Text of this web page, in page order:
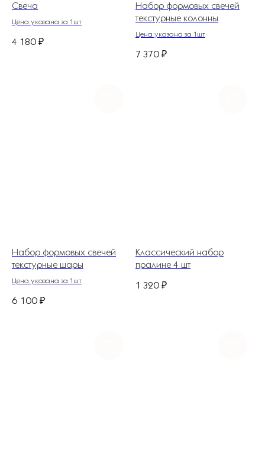
Свеча
Цена указана за 1шт
4 180 ₽
Набор формовых свечей
текстурные колонны
Цена указана за 1шт
7 370 ₽
Набор формовых свечей
текстурные шары
Цена указана за 1шт
6 100 ₽
Классический набор
пралине 4 шт
1 320 ₽